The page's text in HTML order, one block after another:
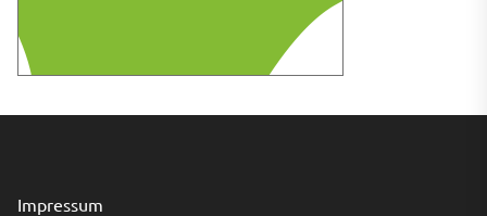
Impressum